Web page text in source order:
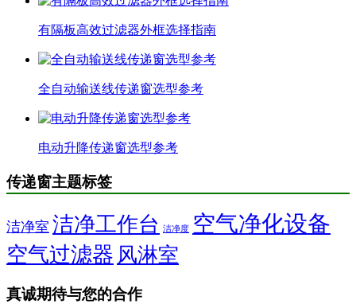
有隔板高效过滤器外框选择指南
全自动输送线传递窗选型参考
电动升降传递窗选型参考
传递窗主题标签
洁净室 洁净工作台 洁净度 空气净化设备
空气过滤器 风淋室
真诚期待与您的合作